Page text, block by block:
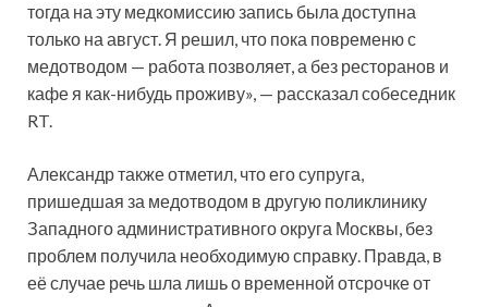
тогда на эту медкомиссию запись была доступна
только на август. Я решил, что пока повременю с
медотводом — работа позволяет, а без ресторанов и
кафе я как-нибудь проживу», — рассказал собеседник
RT.
Александр также отметил, что его супруга,
пришедшая за медотводом в другую поликлинику
Западного административного округа Москвы, без
проблем получила необходимую справку. Правда, в
её случае речь шла лишь о временной отсрочке от